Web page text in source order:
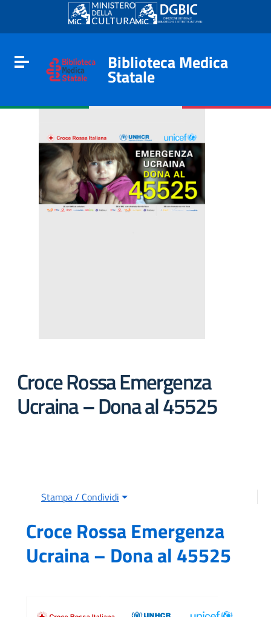
Go to content
Go to the navigation menu
Go to the footer
Toggle navigation
Biblioteca Medica
Statale
Croce Rossa Emergenza
Ucraina – Dona al 45525
Stampa / Condividi
Croce Rossa Emergenza
Ucraina – Dona al 45525